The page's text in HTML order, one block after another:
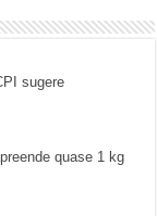
sugere
quase 1 kg